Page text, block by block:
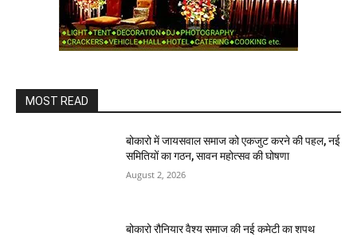
MOST READ
बोकारो में जायसवाल समाज को एकजुट करने की पहल, नई
समितियों का गठन, सावन महोत्सव की घोषणा
August 2, 2026
बोकारो रौनियार वैश्य समाज की नई कमेटी का शपथ